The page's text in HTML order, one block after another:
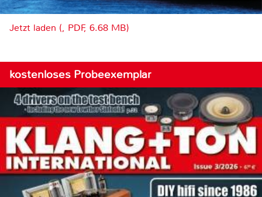
Jetzt laden (, PDF, 6.68 MB)
kostenloses Probeexemplar